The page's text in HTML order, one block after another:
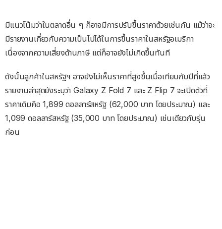
มีแนวโน้มว่าในตลาดอื่น ๆ ก็อาจมีการปรับขึ้นราคาด้วยเช่นกัน แม้ว่าจะ
มีรายงานเกี่ยวกับความเป็นไปได้ในการขึ้นราคาในสหรัฐอเมริกา
เนื่องจากความเสี่ยงด้านภาษี แต่ก็อาจยังไม่เกิดขึ้นทันที
ดังนั้นลูกค้าในสหรัฐฯ อาจยังไม่เห็นราคาที่สูงขึ้นเมื่อเทียบกับปีที่แล้ว
รายงานล่าสุดยังระบุว่า Galaxy Z Fold 7 และ Z Flip 7 จะเปิดตัวที่
ราคาเดิมคือ 1,899 ดอลลาร์สหรัฐ (62,000 บาท โดยประมาณ) และ
1,099 ดอลลาร์สหรัฐ (35,000 บาท โดยประมาณ) เช่นเดียวกับรุ่น
ก่อน